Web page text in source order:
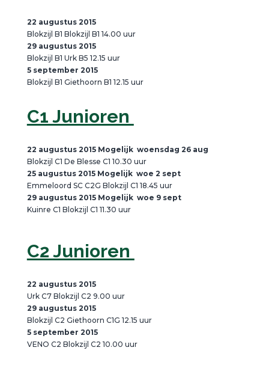
22 augustus 2015
Blokzijl B1 Blokzijl B1 14.00 uur
29 augustus 2015
Blokzijl B1 Urk B5 12.15 uur
5 september 2015
Blokzijl B1 Giethoorn B1 12.15 uur
C1 Junioren
22 augustus 2015 Mogelijk woensdag 26 aug
Blokzijl C1 De Blesse C1 10.30 uur
25 augustus 2015 Mogelijk woe 2 sept
Emmeloord SC C2G Blokzijl C1 18.45 uur
29 augustus 2015 Mogelijk woe 9 sept
Kuinre C1 Blokzijl C1 11.30 uur
C2 Junioren
22 augustus 2015
Urk C7 Blokzijl C2 9.00 uur
29 augustus 2015
Blokzijl C2 Giethoorn C1G 12.15 uur
5 september 2015
VENO C2 Blokzijl C2 10.00 uur